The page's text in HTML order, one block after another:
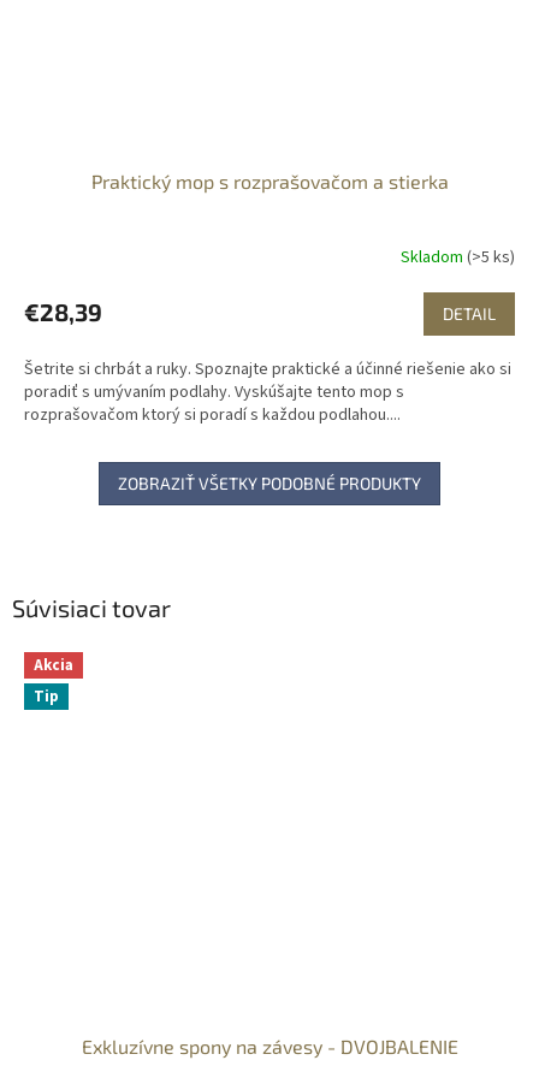
Súvisiaci tovar
Akcia
Tip
Exkluzívne spony na závesy - DVOJBALENIE
Praktický mop s rozprašovačom a stierka
Skladom (>5 ks)
€28,39 DETAIL
Šetrite si chrbát a ruky. Spoznajte praktické a účinné riešenie ako si
poradiť s umývaním podlahy. Vyskúšajte tento mop s
rozprašovačom ktorý si poradí s každou podlahou....
ZOBRAZIŤ VŠETKY PODOBNÉ PRODUKTY